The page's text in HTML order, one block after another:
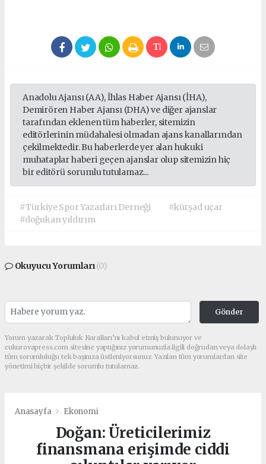
Anadolu Ajansı (AA), İhlas Haber Ajansı (İHA),
Demirören Haber Ajansı (DHA) ve diğer ajanslar
tarafından eklenen tüm haberler, sitemizin
editörlerinin müdahalesi olmadan ajans kanallarından
çekilmektedir. Bu haberlerde yer alan hukuki
muhataplar haberi geçen ajanslar olup sitemizin hiç
bir editörü sorumlu tutulamaz...
#Türkiye Spor Yazarları Derneği
#kürşad uçar
#doğukan yıldırım
Okuyucu Yorumları(0)
Gönder
Yorum yazarak Topluluk Kuralları’nı kabul etmiş bulunuyor ve
cukurovapress.com sitesine yaptığınız yorumunuzla ilgili doğrudan veya dolaylı
tüm sorumluluğu tek başınıza üstleniyorsunuz. Yazılan tüm yorumlardan site
yönetimi hiçbir şekilde sorumlu tutulamaz.
Anasayfa Ekonomi
Doğan: Üreticilerimiz
finansmana erişimde ciddi